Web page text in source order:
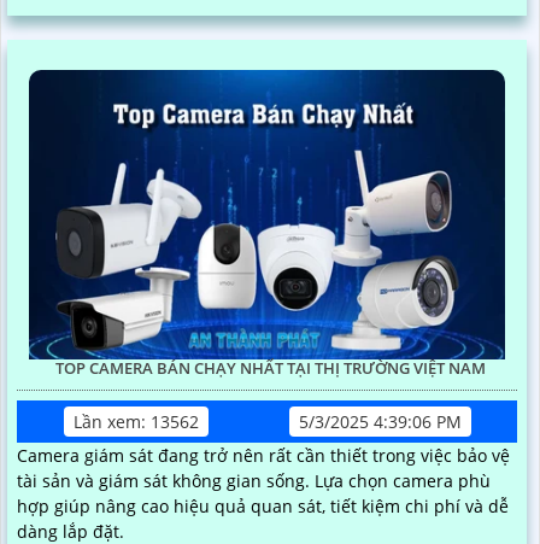
TOP CAMERA BÁN CHẠY NHẤT TẠI THỊ TRƯỜNG VIỆT NAM
Lần xem: 13562
5/3/2025 4:39:06 PM
Camera giám sát đang trở nên rất cần thiết trong việc bảo vệ
tài sản và giám sát không gian sống. Lựa chọn camera phù
hợp giúp nâng cao hiệu quả quan sát, tiết kiệm chi phí và dễ
dàng lắp đặt.